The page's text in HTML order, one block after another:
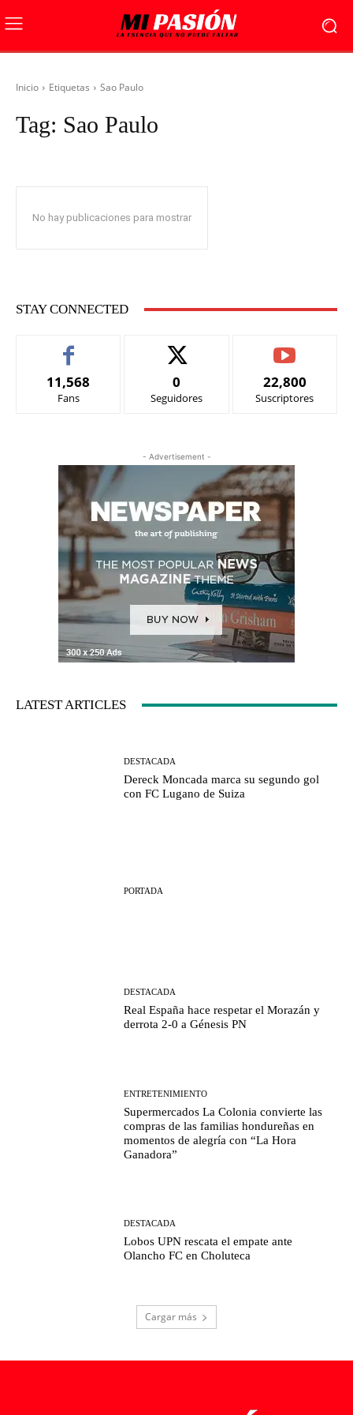
Inicio Etiquetas Sao Paulo
Tag: Sao Paulo
No hay publicaciones para mostrar
STAY CONNECTED
11,568
Fans
0
Seguidores
22,800
Suscriptores
- Advertisement -
LATEST ARTICLES
DESTACADA
Dereck Moncada marca su segundo gol
con FC Lugano de Suiza
PORTADA
DESTACADA
Real España hace respetar el Morazán y
derrota 2-0 a Génesis PN
ENTRETENIMIENTO
Supermercados La Colonia convierte las
compras de las familias hondureñas en
momentos de alegría con “La Hora
Ganadora”
DESTACADA
Lobos UPN rescata el empate ante
Olancho FC en Choluteca
Cargar más